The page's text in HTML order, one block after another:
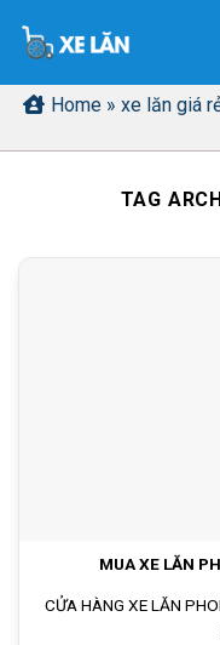
Home » xe lăn giá
TAG
MUA XE LĂN
CỬA HÀNG XE LĂN